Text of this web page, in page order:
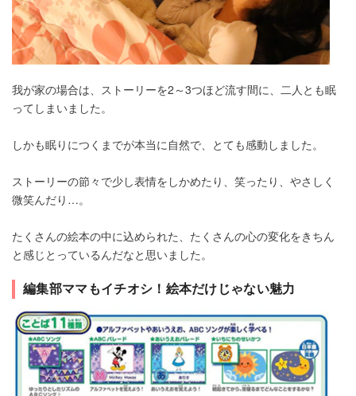
我が家の場合は、ストーリーを2～3つほど流す間に、二人とも眠
ってしまいました。
しかも眠りにつくまでが本当に自然で、とても感動しました。
ストーリーの節々で少し表情をしかめたり、笑ったり、やさしく
微笑んだり…。
たくさんの絵本の中に込められた、たくさんの心の変化をきちん
と感じとっているんだなと思いました。
編集部ママもイチオシ！絵本だけじゃない魅力